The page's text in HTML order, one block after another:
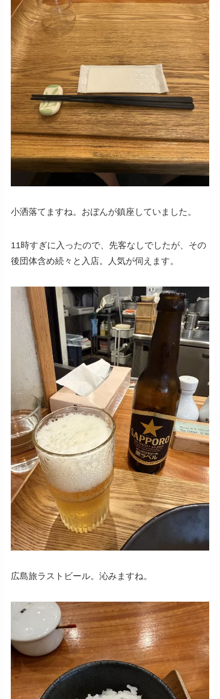
小洒落てますね。おぼんが鎮座していました。
11時すぎに入ったので、先客なしでしたが、その
後団体含め続々と入店。人気が伺えます。
広島旅ラストビール。沁みますね。